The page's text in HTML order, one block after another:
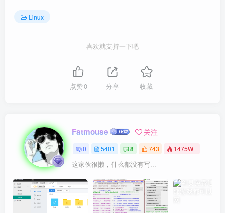
Linux
喜欢就支持一下吧
点赞0 分享 收藏
Fatmouse 关注
0 5401 8 743 1475W+
这家伙很懒，什么都没有写...